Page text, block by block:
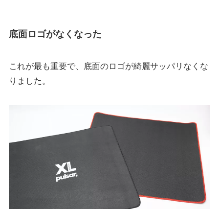
底面ロゴがなくなった
これが最も重要で、底面のロゴが綺麗サッパリなくな
りました。